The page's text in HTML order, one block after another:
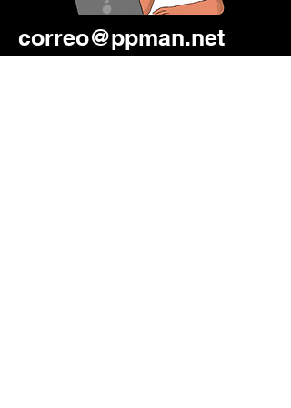
correo@ppman.net